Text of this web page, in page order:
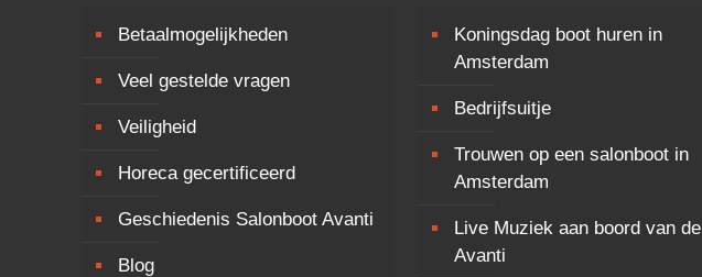
Betaalmogelijkheden
Veel gestelde vragen
Veiligheid
Horeca gecertificeerd
Geschiedenis Salonboot Avanti
Blog
Koningsdag boot huren in
Amsterdam
Bedrijfsuitje
Trouwen op een salonboot in
Amsterdam
Live Muziek aan boord van de
Avanti